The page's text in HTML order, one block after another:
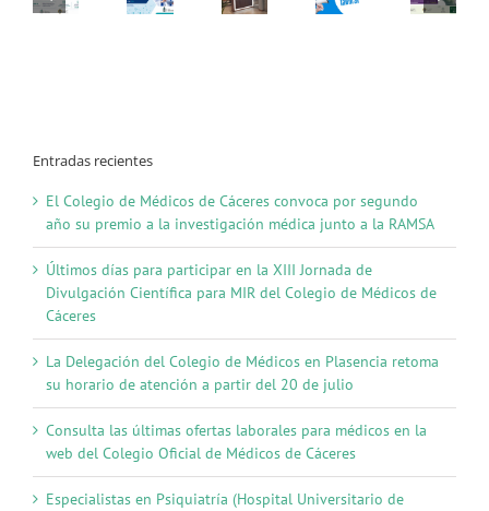
Entradas recientes
El Colegio de Médicos de Cáceres convoca por segundo
año su premio a la investigación médica junto a la RAMSA
Últimos días para participar en la XIII Jornada de
Divulgación Científica para MIR del Colegio de Médicos de
Cáceres
La Delegación del Colegio de Médicos en Plasencia retoma
su horario de atención a partir del 20 de julio
Consulta las últimas ofertas laborales para médicos en la
web del Colegio Oficial de Médicos de Cáceres
Especialistas en Psiquiatría (Hospital Universitario de